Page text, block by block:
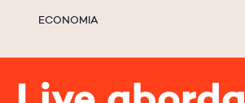
ECONOMIA